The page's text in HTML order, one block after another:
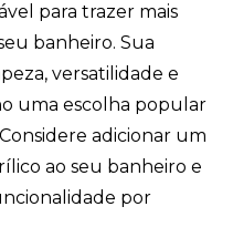
para trazer mais
banheiro. Sua
versatilidade e
uma escolha popular
adicionar um
ao seu banheiro e
por